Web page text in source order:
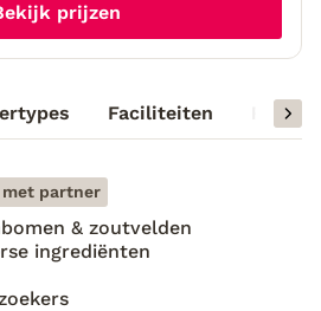
Faciliteiten
met partner
& zoutvelden
ingrediënten
prijzen